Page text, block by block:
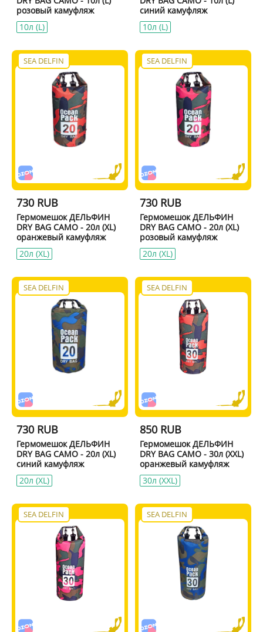
розовый камуфляж
10л (L)
синий камуфляж
10л (L)
SEA DELFIN
730 RUB
Гермомешок ДЕЛЬФИН
DRY BAG CAMO - 20л (XL)
оранжевый камуфляж
20л (XL)
SEA DELFIN
730 RUB
Гермомешок ДЕЛЬФИН
DRY BAG CAMO - 20л (XL)
розовый камуфляж
20л (XL)
SEA DELFIN
730 RUB
Гермомешок ДЕЛЬФИН
DRY BAG CAMO - 20л (XL)
синий камуфляж
20л (XL)
SEA DELFIN
850 RUB
Гермомешок ДЕЛЬФИН
DRY BAG CAMO - 30л (XXL)
оранжевый камуфляж
30л (XXL)
SEA DELFIN SEA DELFIN